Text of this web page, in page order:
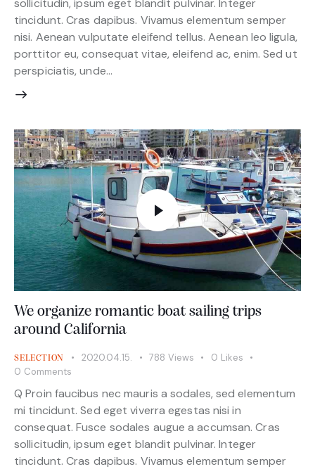
sollicitudin, ipsum eget blandit pulvinar. Integer
tincidunt. Cras dapibus. Vivamus elementum semper
nisi. Aenean vulputate eleifend tellus. Aenean leo ligula,
porttitor eu, consequat vitae, eleifend ac, enim. Sed ut
perspiciatis, unde…
We organize romantic boat sailing trips
around California
SELECTION 2020.04.15. 788 Views 0 Likes
0 Comments
Q Proin faucibus nec mauris a sodales, sed elementum
mi tincidunt. Sed eget viverra egestas nisi in
consequat. Fusce sodales augue a accumsan. Cras
sollicitudin, ipsum eget blandit pulvinar. Integer
tincidunt. Cras dapibus. Vivamus elementum semper